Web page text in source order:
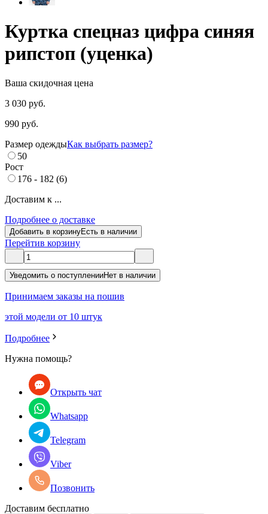
Куртка спецназ цифра синяя
рипстоп (уценка)
Ваша скидочная цена
3 030 руб.
990 руб.
Размер одеждыКак выбрать размер?
50
Рост
176 - 182 (6)
Доставим к ...
Подробнее о доставке
Добавить в корзинуЕсть в наличии
Перейтив корзину
Уведомить о поступленииНет в наличии
Принимаем заказы на пошив
этой модели от 10 штук
Подробнее
Нужна помощь?
Открыть чат
Whatsapp
Telegram
Viber
Позвонить
Доставим бесплатно